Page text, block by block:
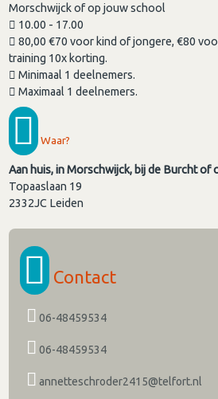
Morschwijck of op jouw school
10.00 - 17.00
80,00 €70 voor kind of jongere, €80
training 10x korting.
Minimaal 1 deelnemers.
Maximaal 1 deelnemers.
Waar?
Aan huis, in Morschwijck, bij de Burcht of
Topaaslaan 19
2332JC Leiden
Contact
06-48459534
06-48459534
annetteschroder2415@telfort.nl